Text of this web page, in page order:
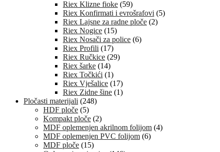
Riex Klizne fioke (59)
Riex Konfirmati i evrošrafovi (5)
Riex Lajsne za radne ploče (2)
Riex Nogice (15)
Riex Nosači za police (6)
Riex Profili (17)
Riex Ručkice (29)
Riex šarke (14)
Riex Točkići (1)
Riex Vješalice (17)
Riex Zidne šine (1)
Pločasti materijali (248)
HDF ploče (5)
Kompakt ploče (2)
MDF oplemenjen akrilnom folijom (4)
MDF oplemenjen PVC folijom (6)
MDF ploče (15)